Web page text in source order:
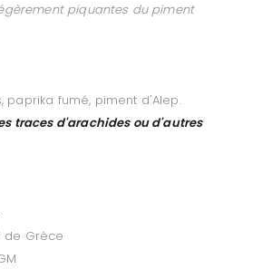
piquantes du piment
paprika fumé, piment d'Alep.
traces d'arachides ou d'autres
de Grèce